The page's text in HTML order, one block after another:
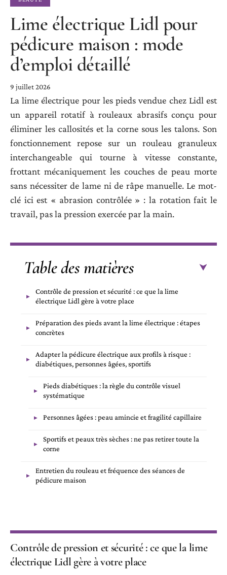
Lime électrique Lidl pour
pédicure maison : mode
d’emploi détaillé
9 juillet 2026
La lime électrique pour les pieds vendue chez Lidl est
un appareil rotatif à rouleaux abrasifs conçu pour
éliminer les callosités et la corne sous les talons. Son
fonctionnement repose sur un rouleau granuleux
interchangeable qui tourne à vitesse constante,
frottant mécaniquement les couches de peau morte
sans nécessiter de lame ni de râpe manuelle. Le mot-
clé ici est « abrasion contrôlée » : la rotation fait le
travail, pas la pression exercée par la main.
Table des matières
Contrôle de pression et sécurité : ce que la lime
électrique Lidl gère à votre place
Préparation des pieds avant la lime électrique : étapes
concrètes
Adapter la pédicure électrique aux profils à risque :
diabétiques, personnes âgées, sportifs
Pieds diabétiques : la règle du contrôle visuel
systématique
Personnes âgées : peau amincie et fragilité capillaire
Sportifs et peaux très sèches : ne pas retirer toute la
corne
Entretien du rouleau et fréquence des séances de
pédicure maison
Contrôle de pression et sécurité : ce que la lime
électrique Lidl gère à votre place